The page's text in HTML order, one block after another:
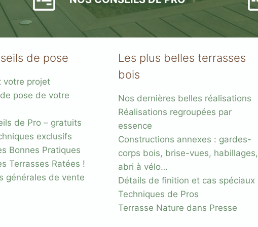
de pose
votre projet
pose de votre
de Pro – gratuits
exclusifs
Bonnes Pratiques
Terrasses Ratées !
générales de vente
Les plus belles terrasses
bois
Nos dernières belles réalisations
Réalisations regroupées par
essence
Constructions annexes : gardes-
corps bois, brise-vues, habillages,
abri à vélo…
Détails de finition et cas spéciaux
Techniques de Pros
Terrasse Nature dans Presse